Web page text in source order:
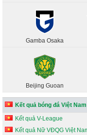
Gamba Osaka
Beijing Guoan
Kết quả bóng đá Việt Nam
Kết quả V-League
Kết quả Nữ VĐQG Việt